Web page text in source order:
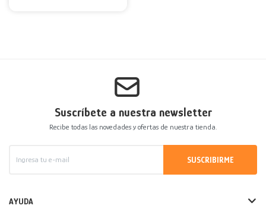
Suscríbete a nuestra newsletter
Recibe todas las novedades y ofertas de nuestra tienda.
SUSCRIBIRME
AYUDA